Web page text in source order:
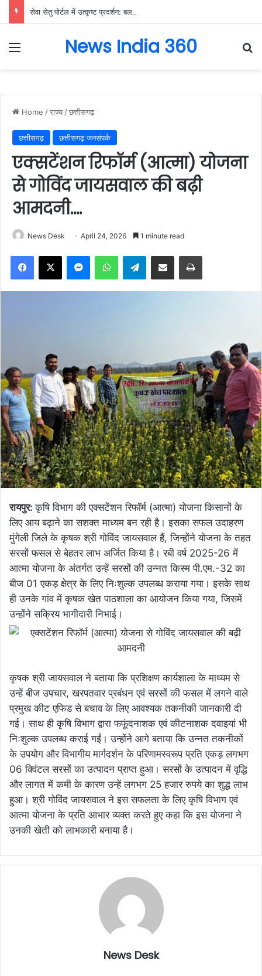
Menu News India 360
Home /राज्य /छत्तीसगढ़
छत्तीसगढ़ छत्तीसगढ़ जनसंपर्क
एक्सटेंशन रिफॉर्म (आत्मा) योजना
से गोविंद जायसवाल की बढ़ी
आमदनी….
News Desk April 24, 2026 1 minute read
Facebook
X MessengerWhatsAppTelegramShare via Email Print
रायपुर:कृषि विभाग की एक्सटेंशन रिफॉर्म (आत्मा) योजना किसानों के
लिए आय बढ़ाने का सशक्त माध्यम बन रही है। इसका सफल उदाहरण
मुंगेली जिले के कृषक श्री गोविंद जायसवाल हैं, जिन्होंने योजना के तहत
सरसों फसल से बेहतर लाभ अर्जित किया है। रबी वर्ष 2025-26 में
आत्मा योजना के अंतर्गत उन्हें सरसों की उन्नत किस्म पी.एम.-32 का
बीज 01 एकड़ क्षेत्र के लिए निःशुल्क उपलब्ध कराया गया। इसके साथ
ही उनके गांव में कृषक खेत पाठशाला का आयोजन किया गया, जिसमें
उन्होंने सक्रिय भागीदारी निभाई।
कृषक श्री जायसवाल ने बताया कि प्रशिक्षण कार्यशाला के माध्यम से
उन्हें बीज उपचार, खरपतवार प्रबंधन एवं सरसों की फसल में लगने वाले
प्रमुख कीट एफिड से बचाव के लिए आवश्यक तकनीकी जानकारी दी
गई। साथ ही कृषि विभाग द्वारा फफूंदनाशक एवं कीटनाशक दवाइयां भी
निःशुल्क उपलब्ध कराई गईं। उन्होंने आगे बताया कि उन्नत तकनीकों
के उपयोग और विभागीय मार्गदर्शन के परिणामस्वरूप प्रति एकड़ लगभग
06 क्विंटल सरसों का उत्पादन प्राप्त हुआ। सरसों के उत्पादन में वृद्धि
और लागत में कमी के कारण उन्हें लगभग 25 हजार रुपये का शुद्ध लाभ
हुआ। श्री गोविंद जायसवाल ने इस सफलता के लिए कृषि विभाग एवं
आत्मा योजना के प्रति आभार व्यक्त करते हुए कहा कि इस योजना ने
उनकी खेती को लाभकारी बनाया है।
News Desk